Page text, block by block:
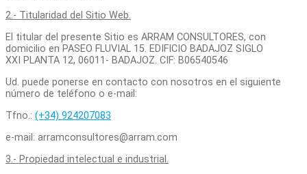
2.- Titularidad del Sitio Web.
El titular del presente Sitio es ARRAM CONSULTORES, con
domicilio en PASEO FLUVIAL 15. EDIFICIO BADAJOZ SIGLO
XXI PLANTA 12, 06011- BADAJOZ. CIF: B06540546
Ud. puede ponerse en contacto con nosotros en el siguiente
número de teléfono o e-mail:
Tfno.: (+34) 924207083
e-mail: arramconsultores@arram.com
3.- Propiedad intelectual e industrial.